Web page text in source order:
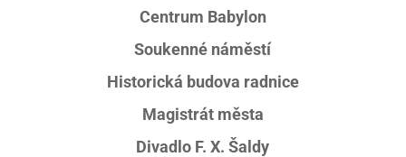
Centrum Babylon
Soukenné náměstí
Historická budova radnice
Magistrát města
Divadlo F. X. Šaldy